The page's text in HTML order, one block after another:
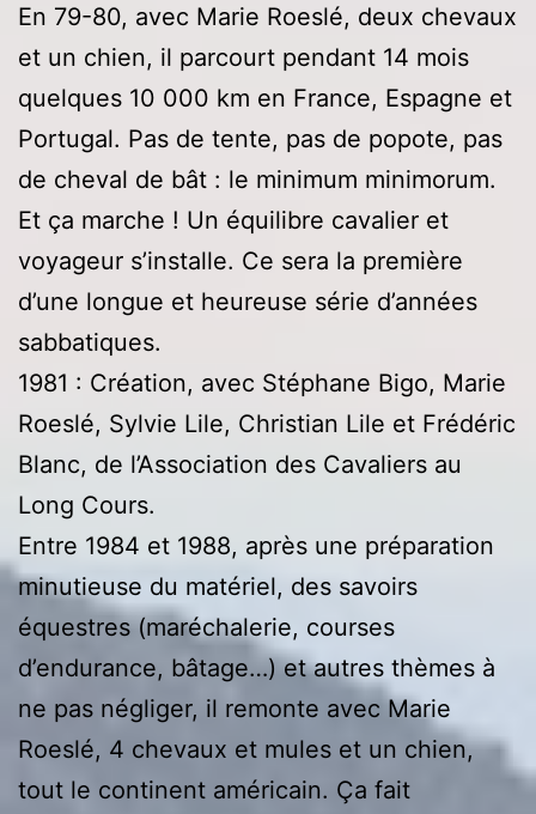
En 79-80, avec Marie Roeslé, deux chevaux
et un chien, il parcourt pendant 14 mois
quelques 10 000 km en France, Espagne et
Portugal. Pas de tente, pas de popote, pas
de cheval de bât : le minimum minimorum.
Et ça marche ! Un équilibre cavalier et
voyageur s’installe. Ce sera la première
d’une longue et heureuse série d’années
sabbatiques.
1981 : Création, avec Stéphane Bigo, Marie
Roeslé, Sylvie Lile, Christian Lile et Frédéric
Blanc, de l’Association des Cavaliers au
Long Cours.
Entre 1984 et 1988, après une préparation
minutieuse du matériel, des savoirs
équestres (maréchalerie, courses
d’endurance, bâtage…) et autres thèmes à
ne pas négliger, il remonte avec Marie
Roeslé, 4 chevaux et mules et un chien,
tout le continent américain. Ça fait